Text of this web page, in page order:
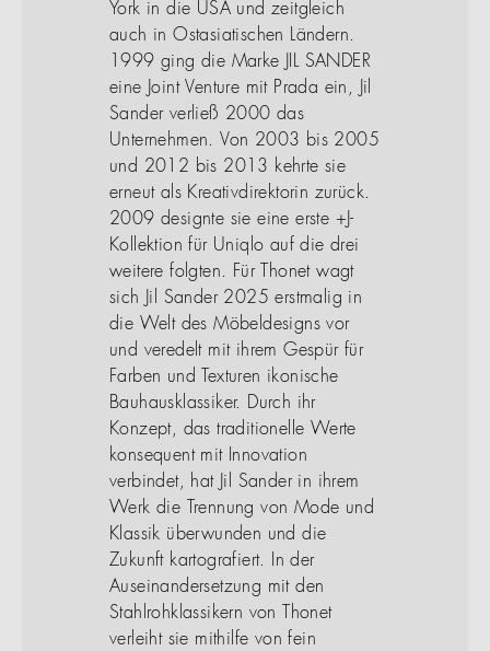
York in die USA und zeitgleich
auch in Ostasiatischen Ländern.
1999 ging die Marke JIL SANDER
eine Joint Venture mit Prada ein, Jil
Sander verließ 2000 das
Unternehmen. Von 2003 bis 2005
und 2012 bis 2013 kehrte sie
erneut als Kreativdirektorin zurück.
2009 designte sie eine erste +J-
Kollektion für Uniqlo auf die drei
weitere folgten. Für Thonet wagt
sich Jil Sander 2025 erstmalig in
die Welt des Möbeldesigns vor
und veredelt mit ihrem Gespür für
Farben und Texturen ikonische
Bauhausklassiker. Durch ihr
Konzept, das traditionelle Werte
konsequent mit Innovation
verbindet, hat Jil Sander in ihrem
Werk die Trennung von Mode und
Klassik überwunden und die
Zukunft kartografiert. In der
Auseinandersetzung mit den
Stahlrohklassikern von Thonet
verleiht sie mithilfe von fein